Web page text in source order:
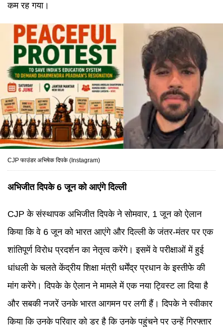
कम रह गया।
CJP फाउंडर अभिषेक दिपके (Instagram)
अभिजीत दिपके 6 जून को आएंगे दिल्ली
CJP के संस्थापक अभिजीत दिपके ने सोमवार, 1 जून को ऐलान
किया कि वे 6 जून को भारत आएंगे और दिल्ली के जंतर-मंतर पर एक
शांतिपूर्ण विरोध प्रदर्शन का नेतृत्व करेंगे। इसमें वे परीक्षाओं में हुई
धांधली के चलते केंद्रीय शिक्षा मंत्री धर्मेंद्र प्रधान के इस्तीफे की
मांग करेंगे। दिपके के ऐलान ने मामले में एक नया ट्विस्ट ला दिया है
और सबकी नजरें उनके भारत आगमन पर लगी हैं। दिपके ने स्वीकार
किया कि उनके परिवार को डर है कि उनके पहुंचने पर उन्हें गिरफ्तार